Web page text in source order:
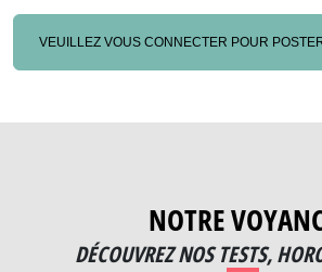
VEUILLEZ VOUS CONNECTER POUR
NOTRE
DÉCOUVREZ NOS TESTS,